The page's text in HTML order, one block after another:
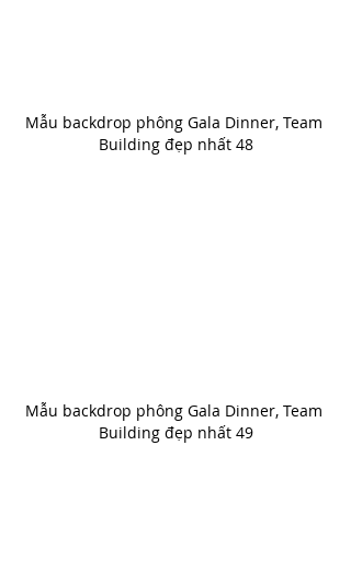
Mẫu backdrop phông Gala Dinner, Team
Building đẹp nhất 48
Mẫu backdrop phông Gala Dinner, Team
Building đẹp nhất 49